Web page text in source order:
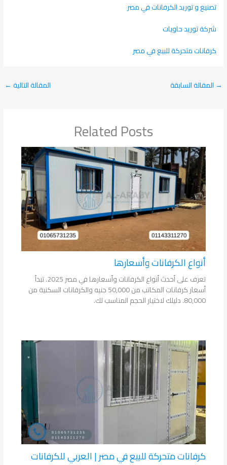
تصنيع و توريد الكرفانات في مصر
شركة توريد حاويات
كرفانات متحركة للبيع في مصر
→ المقالة السابقة المقالة التالية←
Related Posts
أنواع الكرفانات وأسعارها
تعرف على أحدث أنواع الكرفانات وأسعارها في مصر 2025. تبدأ
أسعار كرفانات المكاتب من 50,000 جنيه والكرفانات السكنية من
80,000. دليلك لاختيار الحجم المناسب لك.
كرفانات متحركة للبيع في مصر | العربي للكرفانات